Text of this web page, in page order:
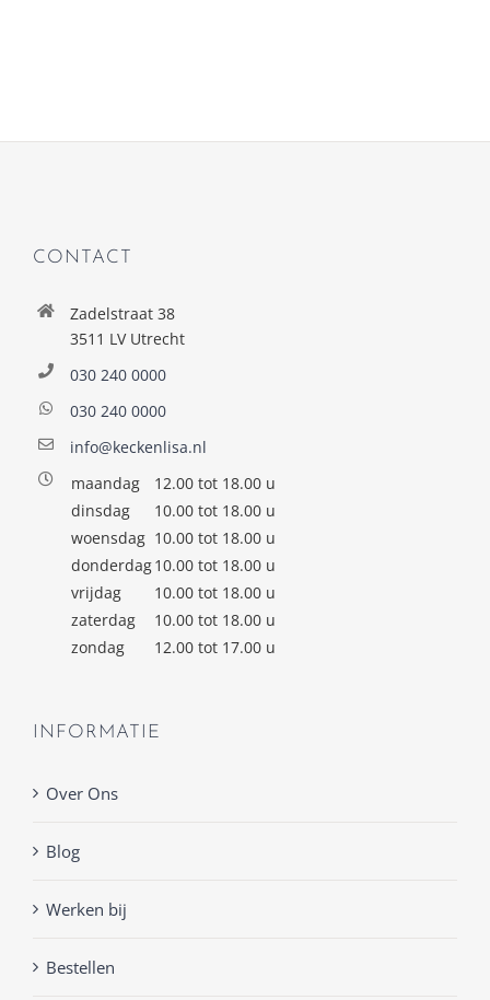
CONTACT
Zadelstraat 38
3511 LV Utrecht
030 240 0000
030 240 0000
info@keckenlisa.nl
maandag
12.00 tot 18.00 u
dinsdag
10.00 tot 18.00 u
woensdag 10.00 tot 18.00 u
donderdag10.00 tot 18.00 u
vrijdag
10.00 tot 18.00 u
zaterdag
10.00 tot 18.00 u
zondag
12.00 tot 17.00 u
INFORMATIE
Over Ons
Blog
Werken bij
Bestellen